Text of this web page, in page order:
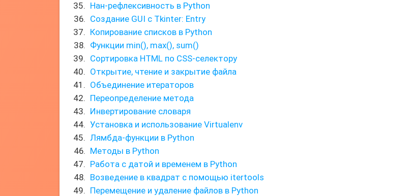
Нан-рефлексивность в Python
Создание GUI с Tkinter: Entry
Копирование списков в Python
Функции min(), max(), sum()
Сортировка HTML по CSS-селектору
Открытие, чтение и закрытие файла
Объединение итераторов
Переопределение метода
Инвертирование словаря
Установка и использование Virtualenv
Лямбда-функции в Python
Методы в Python
Работа с датой и временем в Python
Возведение в квадрат с помощью itertools
Перемещение и удаление файлов в Python